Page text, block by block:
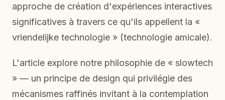
approche de création d'expériences interactives
significatives à travers ce qu'ils appellent la «
vriendelijke technologie » (technologie amicale).
L'article explore notre philosophie de « slowtech
» — un principe de design qui privilégie des
mécanismes raffinés invitant à la contemplation